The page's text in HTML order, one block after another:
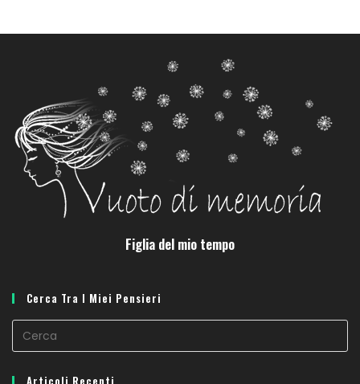
Figlia del mio tempo
Cerca Tra I Miei Pensieri